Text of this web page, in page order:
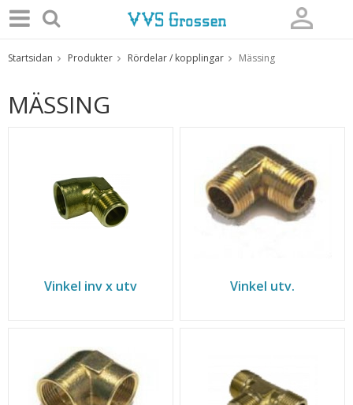
Startsidan Produkter Rördelar / kopplingar Mässing
MÄSSING
Vinkel inv x utv Vinkel utv.